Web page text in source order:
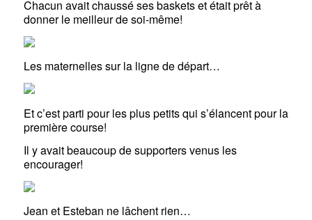
Chacun avait chaussé ses baskets et était prêt à
donner le meilleur de soi-même!
Les maternelles sur la ligne de départ…
Et c’est parti pour les plus petits qui s’élancent pour la
première course!
Il y avait beaucoup de supporters venus les
encourager!
Jean et Esteban ne lâchent rien…